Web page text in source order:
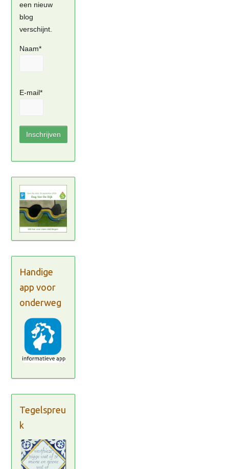
een nieuw
blog
verschijnt.
Naam*
E-mail*
Handige
app voor
onderweg
Tegelspreu
k